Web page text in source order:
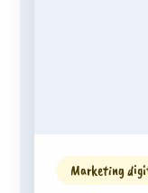
Marketing